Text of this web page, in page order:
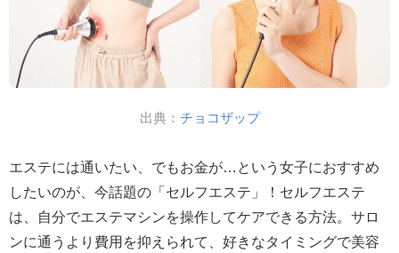
出典： チョコザップ
エステには通いたい、でもお金が…という女子におすすめ
したいのが、今話題の「セルフエステ」！セルフエステ
は、自分でエステマシンを操作してケアできる方法。サロ
ンに通うより費用を抑えられて、好きなタイミングで美容